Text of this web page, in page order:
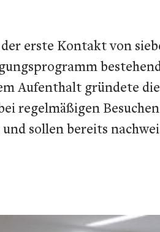
erste Kontakt von
Aufenthalt gründete
regelmäßigen
sollen bereits